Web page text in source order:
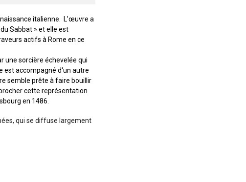
italienne.
L’œuvre a
Sabbat » et elle est
actifs à Rome en ce
une sorcière échevelée qui
est accompagné d'un autre
semble prête à faire bouillir
cette représentation
en 1486
qui se diffuse largement